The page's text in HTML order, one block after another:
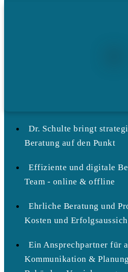
Dr. Schulte bringt
Beratung auf den Punkt
Effiziente und digitale
Team - online & offline
Ehrliche Beratung und
Kosten und
Ein Ansprechpartner für
Kommunikation &